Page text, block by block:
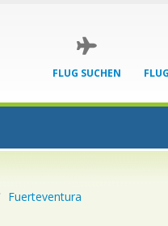
FLUG SUCHEN
Fuerteventura